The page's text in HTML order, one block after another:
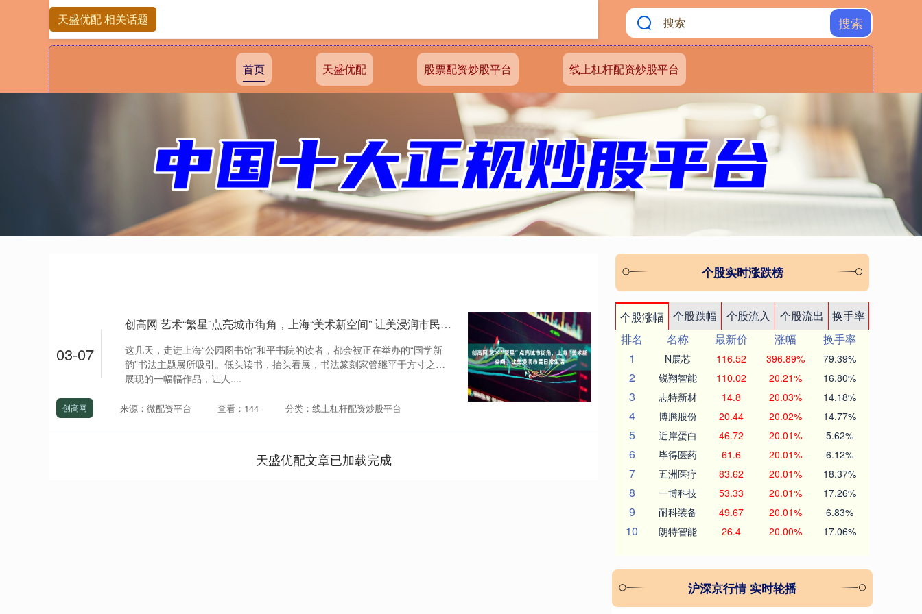
搜索
首页 天盛优配 股票配资炒股平台 线上杠杆配资炒股平台
天盛优配 相关话题
03-07
创高网 艺术“繁星”点亮城市街角，上海“美术新空间” 让美浸润市民日常生活
这几天，走进上海“公园图书馆”和平书院的读者，都会被正在举办的“国学新
韵”书法主题展所吸引。低头读书，抬头看展，书法篆刻家管继平于方寸之间
展现的一幅幅作品，让人....
创高网 来源：微配资平台 查看：144 分类：线上杠杆配资炒股平台
天盛优配文章已加载完成
个股实时涨跌榜
个股涨幅 个股跌幅 个股流入 个股流出
换手率
排名
名称 最新价 涨幅
换手率
1
N展芯 116.52 396.89% 79.39%
2 锐翔智能 110.02 20.21% 16.80%
3 志特新材 14.8 20.03% 14.18%
4 博腾股份 20.44 20.02% 14.77%
5 近岸蛋白 46.72 20.01% 5.62%
6 毕得医药 61.6 20.01% 6.12%
7 五洲医疗 83.62 20.01% 18.37%
8 一博科技 53.33 20.01% 17.26%
9 耐科装备 49.67 20.01% 6.83%
10 朗特智能 26.4 20.00% 17.06%
沪深京行情 实时轮播